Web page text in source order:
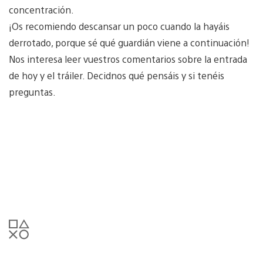
concentración.
¡Os recomiendo descansar un poco cuando la hayáis
derrotado, porque sé qué guardián viene a continuación!
Nos interesa leer vuestros comentarios sobre la entrada
de hoy y el tráiler. Decidnos qué pensáis y si tenéis
preguntas.